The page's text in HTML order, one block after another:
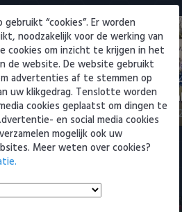
pak slaag
Cruijff
3 augustus
“cookies”. Er worden
noodzakelijk voor de werking van
cookies om inzicht te krijgen in het
de website. De website gebruikt
advertenties af te stemmen op
uw klikgedrag. Tenslotte worden
cookies geplaatst om dingen te
en social media cookies
mogelijk ook uw
Meer weten over cookies?